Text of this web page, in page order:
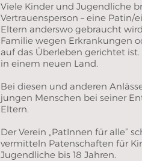
Viele Kinder und Jugendliche
Vertrauensperson – eine Patin/
Eltern anderswo gebraucht
Familie wegen Erkrankungen
auf das Überleben gerichtet
in einem neuen Land.
Bei diesen und anderen
jungen Menschen bei seiner
Eltern.
Der Verein „PatInnen für alle”
vermitteln Patenschaften für
Jugendliche bis 18 Jahren.